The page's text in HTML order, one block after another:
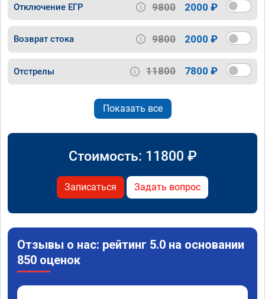
Отключение ЕГР 9800 2000 ₽
Возврат стока 9800 2000 ₽
Отстрелы 11800 7800 ₽
Показать все
Стоимость: 11800 ₽
Записаться Задать вопрос
Отзывы о нас: рейтинг 5.0 на основании
850 оценок